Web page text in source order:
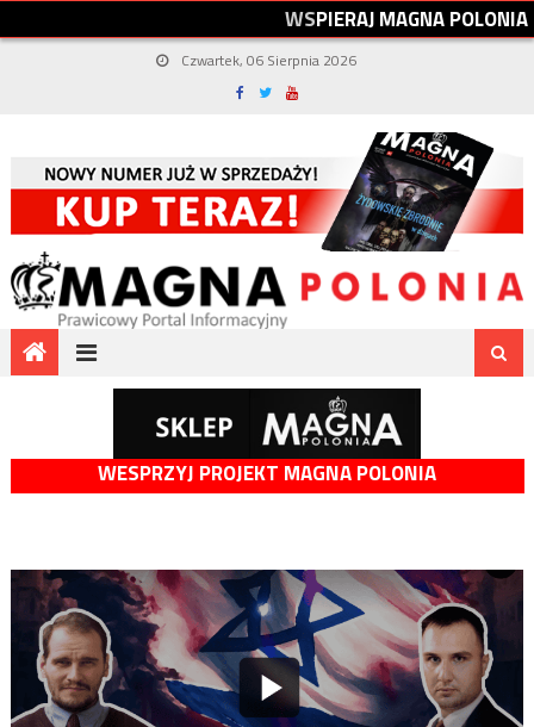
WSPIERAJMAGNAPOLONIA
Czwartek, 06 Sierpnia 2026
WESPRZYJ PROJEKT MAGNA POLONIA